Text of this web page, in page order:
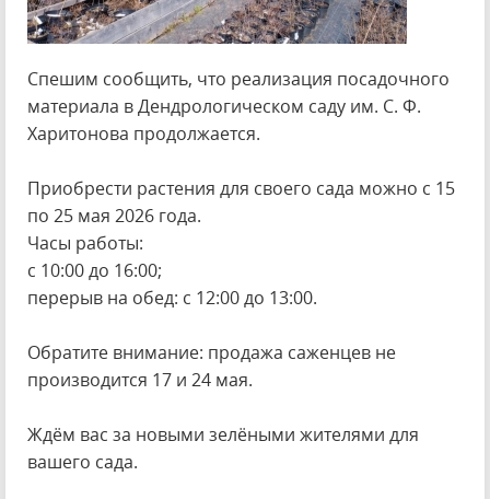
Спешим сообщить, что реализация посадочного
материала в Дендрологическом саду им. С. Ф.
Харитонова продолжается.
Приобрести растения для своего сада можно с 15
по 25 мая 2026 года.
Часы работы:
с 10:00 до 16:00;
перерыв на обед: с 12:00 до 13:00.
Обратите внимание: продажа саженцев не
производится 17 и 24 мая.
Ждём вас за новыми зелёными жителями для
вашего сада.